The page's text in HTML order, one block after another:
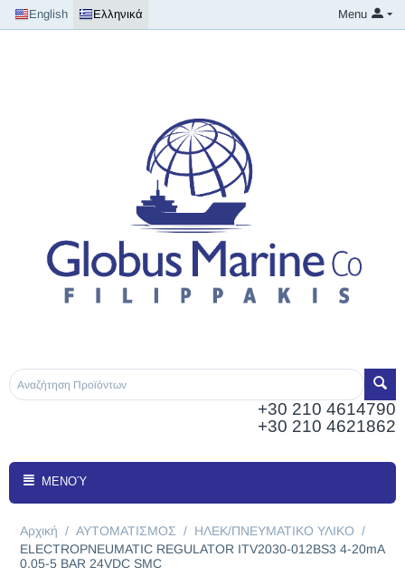
English Ελληνικά Menu
+30 210 4614790
+30 210 4621862
ΜΕΝΟΎ
Αρχική / ΑΥΤΟΜΑΤΙΣΜΟΣ / ΗΛΕΚ/ΠΝΕΥΜΑΤΙΚΟ ΥΛΙΚΟ /
ELECTROPNEUMATIC REGULATOR ITV2030-012BS3 4-20mA
0.05-5 BAR 24VDC SMC